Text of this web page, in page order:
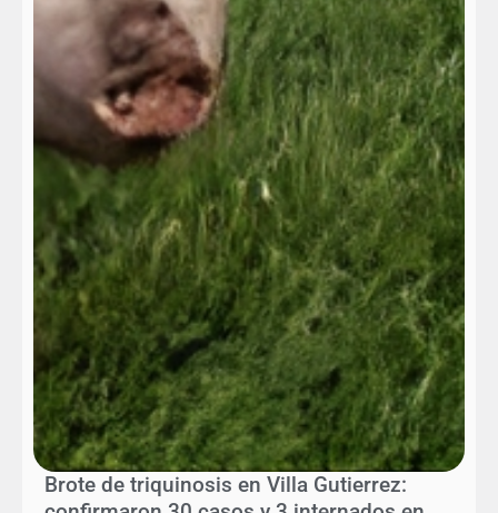
Brote de triquinosis en Villa Gutierrez: